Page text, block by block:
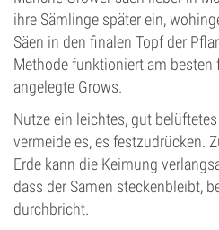
ihre Sämlinge später ein,
Säen in den finalen Topf der
Methode funktioniert am besten
angelegte Grows.
Nutze ein leichtes, gut
vermeide es, es festzudrücken.
Erde kann die Keimung
dass der Samen steckenbleibt,
durchbricht.